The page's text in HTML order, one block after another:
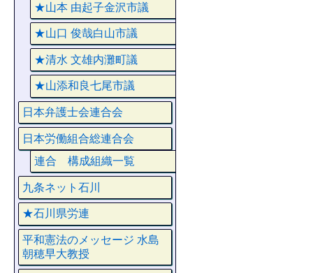
★山本 由起子金沢市議
★山口 俊哉白山市議
★清水 文雄内灘町議
★山添和良七尾市議
日本弁護士会連合会
日本労働組合総連合会
連合 構成組織一覧
九条ネット石川
★石川県労連
平和憲法のメッセージ 水島
朝穂早大教授